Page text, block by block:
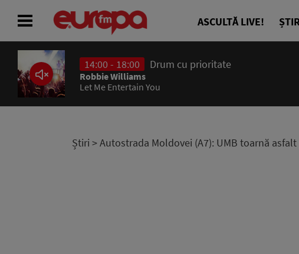
ASCULTĂ LIVE!
14:00 - 18:00 Drum cu prioritate
Robbie Williams
Let Me Entertain You
Știri > Autostrada Moldovei (A7): UMB toarnă
ACASĂ
ȘTIRI